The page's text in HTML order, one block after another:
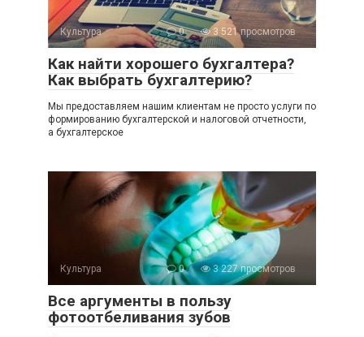
Культура 0 3 521 просмотров
Как найти хорошего бухгалтера?
Как выбрать бухгалтерию?
Мы предоставляем нашим клиентам не просто услуги по
формированию бухгалтерской и налоговой отчетности,
а бухгалтерское
Культура 0 3 227 просмотров
Все аргументы в пользу
фотоотбеливания зубов